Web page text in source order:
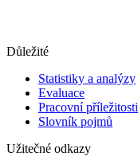
Důležité
Statistiky a analýzy
Evaluace
Pracovní příležitosti
Slovník pojmů
Užitečné odkazy